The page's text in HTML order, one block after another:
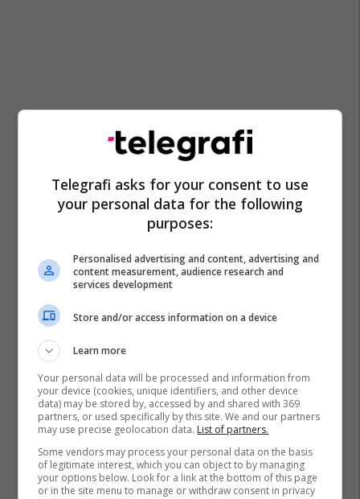
Telegrafi asks for your consent to use
your personal data for the following
purposes:
Personalised advertising and content, advertising and
content measurement, audience research and
services development
Store and/or access information on a device
Learn more
Your personal data will be processed and information from
your device (cookies, unique identifiers, and other device
data) may be stored by, accessed by and shared with 369
partners, or used specifically by this site. We and our partners
may use precise geolocation data. List of partners.
Some vendors may process your personal data on the basis
of legitimate interest, which you can object to by managing
your options below. Look for a link at the bottom of this page
or in the site menu to manage or withdraw consent in privacy